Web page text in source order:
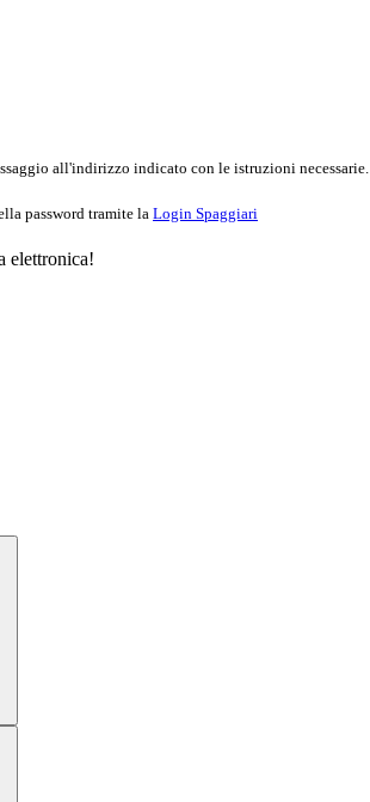
all'indirizzo indicato con le istruzioni necessarie.
password tramite la Login Spaggiari
elettronica!